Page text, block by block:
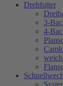
Drehfutter
3-
4-